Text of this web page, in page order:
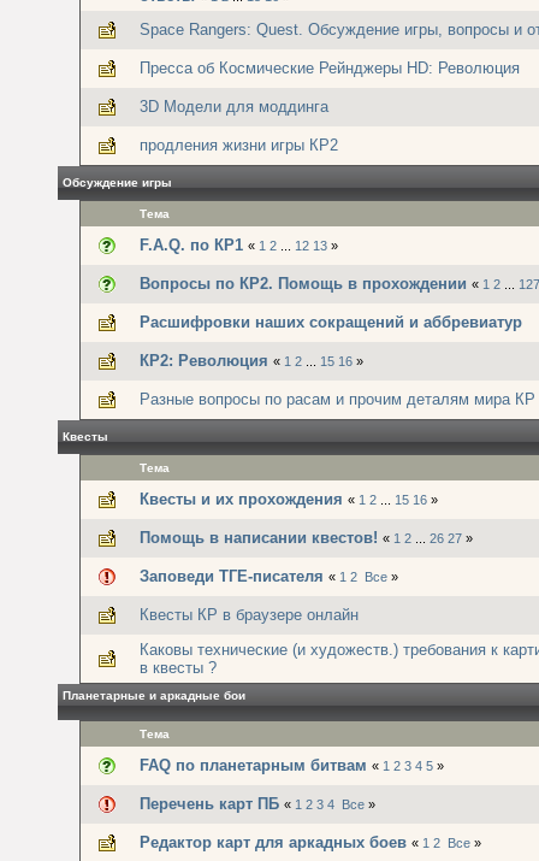
Space Rangers: Quest. Обсуждение игры, вопросы и
Пресса об Космические Рейнджеры HD: Революция
3D Модели для моддинга
продления жизни игры КР2
Обсуждение игры
Тема
F.A.Q. по КР1 « 1 2 12 13 »
Вопросы по КР2. Помощь в прохождении « 1 2 127
Расшифровки наших сокращений и аббревиатур
КР2: Революция « 1 2 15 16 »
Разные вопросы по расам и прочим деталям мира КР
Квесты
Тема
Квесты и их прохождения « 1 2 15 16 »
Помощь в написании квестов! « 1 2 26 27 »
Заповеди ТГЕ-писателя « 1 2 Все »
Квесты КР в браузере онлайн
Каковы технические (и художеств.) требования к
в квесты ?
Планетарные и аркадные бои
Тема
FAQ по планетарным битвам « 1 2 3 4 5 »
Перечень карт ПБ « 1 2 3 4 Все »
Редактор карт для аркадных боев « 1 2 Все »